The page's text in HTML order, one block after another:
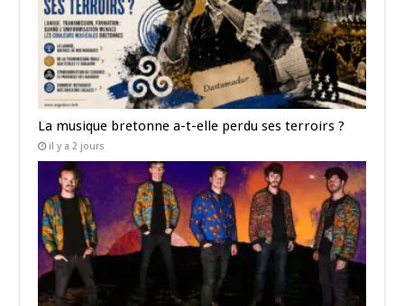
La musique bretonne a-t-elle perdu ses terroirs ?
il y a 2 jours